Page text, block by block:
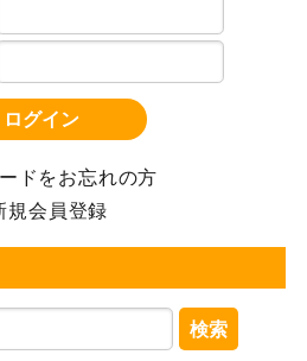
ログイン
ドをお忘れの方
規会員登録
検索